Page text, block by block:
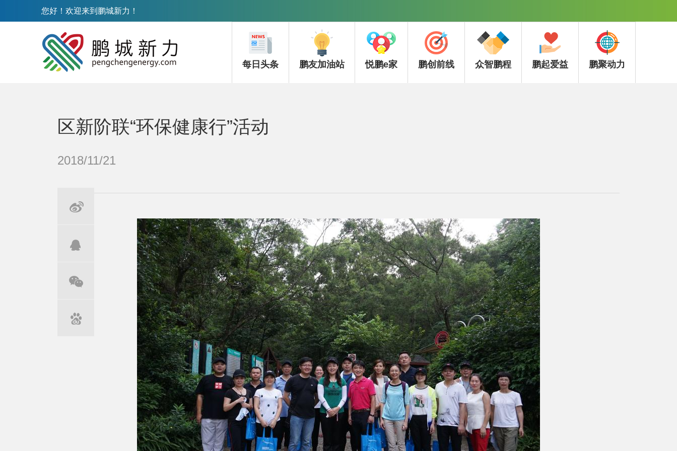
您好！欢迎来到鹏城新力！
每日头条 鹏友加油站 悦鹏e家 鹏创前线 众智鹏程 鹏起爱益 鹏聚动力
区新阶联“环保健康行”活动
2018/11/21